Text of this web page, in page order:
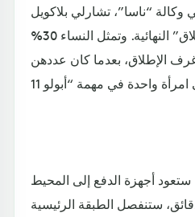
وكالة “ناسا”، تشارلي بلاكويل
تومسون، إشارة “الانطلاق” النهائية. وتمثل النساء 30%
الإطلاق، بعدما كان عددهن
ستعود أجهزة الدفع إلى المحيط
ستنفصل الطبقة الرئيسية